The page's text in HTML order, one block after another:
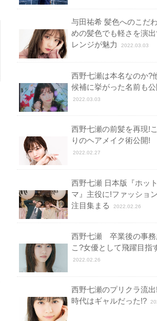
与田祐希 髪色へのこだ
めの髪色でも軽さを演
レンジが魅力
2022.03.03
西野七瀬は本名なのか?
候補に挙がった名前も公
2022.03.03
西野七瀬の前髪を再現!
りのヘアメイク術公開!
2022.02.27
西野七瀬 日本版『ホッ
マ』主役に!ファッショ
注目集まる
2022.02.26
西野七瀬 卒業後の事務
こ?女優として飛躍目指
2022.02.26
西野七瀬のプリクラ流
時代はギャルだった!?